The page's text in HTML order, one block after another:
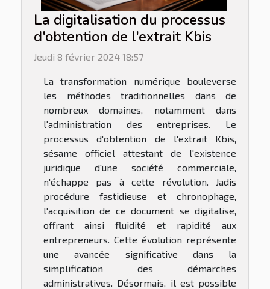
La digitalisation du processus
d'obtention de l'extrait Kbis
Jeudi 8 février 2024 18:57
La transformation numérique bouleverse
les méthodes traditionnelles dans de
nombreux domaines, notamment dans
l'administration des entreprises. Le
processus d'obtention de l'extrait Kbis,
sésame officiel attestant de l'existence
juridique d'une société commerciale,
n'échappe pas à cette révolution. Jadis
procédure fastidieuse et chronophage,
l'acquisition de ce document se digitalise,
offrant ainsi fluidité et rapidité aux
entrepreneurs. Cette évolution représente
une avancée significative dans la
simplification des démarches
administratives. Désormais, il est possible